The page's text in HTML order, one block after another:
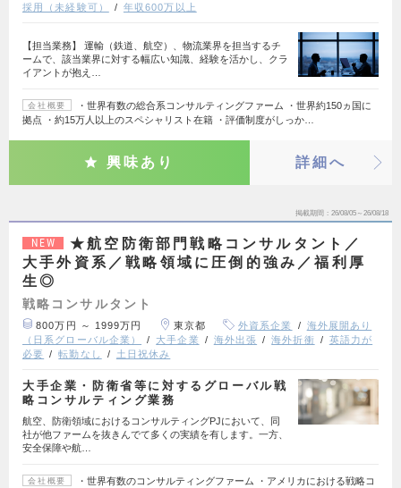
採用（未経験可）
年収600万以上
【担当業務】 運輸（鉄道、航空）、物流業界を担当するチ
ームで、該当業界に対する幅広い知識、経験を活かし、クラ
イアントが抱え…
会社概要
・世界有数の総合系コンサルティングファーム ・世界約150ヵ国に
拠点 ・約15万人以上のスペシャリスト在籍 ・評価制度がしっか…
興味あり 詳細へ
掲載期間 26/08/05～26/08/18
NEW
★航空防衛部門戦略コンサルタント／
大手外資系／戦略領域に圧倒的強み／福利厚
生◎
戦略コンサルタント
800万円 ～ 1999万円 東京都 外資系企業
海外展開あり
（日系グローバル企業）
大手企業 海外出張 海外折衝
英語力が
必要
転勤なし 土日祝休み
大手企業・防衛省等に対するグローバル戦
略コンサルティング業務
航空、防衛領域におけるコンサルティングPJにおいて、同
社が他ファームを抜きんでて多くの実績を有します。一方、
安全保障や航…
会社概要
・世界有数のコンサルティングファーム ・アメリカにおける戦略コ